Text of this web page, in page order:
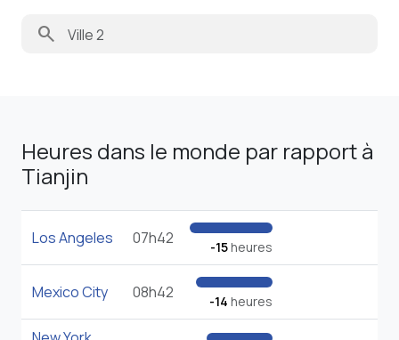
search
Heures dans le monde par rapport à
Tianjin
Los Angeles 07h42 -15heures
Mexico City 08h42 -14 heures